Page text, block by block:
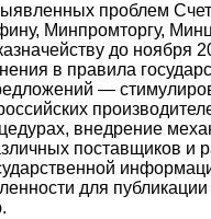
проблем
Минпромторгу,
до ноября
в правила
—
внедрение
поставщиков и
для публикации